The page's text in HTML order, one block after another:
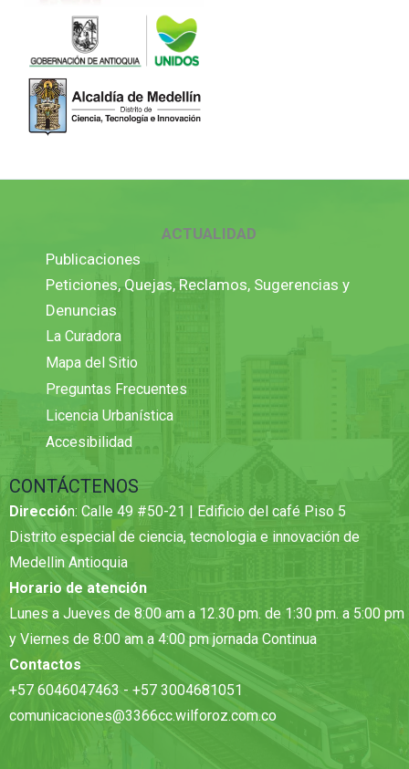
ACTUALIDAD
Publicaciones
Peticiones, Quejas, Reclamos, Sugerencias y
Denuncias
La Curadora
Mapa del Sitio
Preguntas Frecuentes
Licencia Urbanística
Accesibilidad
CONTÁCTENOS
Dirección: Calle 49 #50-21 | Edificio del café Piso 5
Distrito especial de ciencia, tecnologia e innovación de
Medellin Antioquia
Horario de atención
Lunes a Jueves de 8:00 am a 12.30 pm. de 1:30 pm. a 5:00 pm
y Viernes de 8:00 am a 4:00 pm jornada Continua
Contactos
+57 6046047463 - +57 3004681051
comunicaciones@3366cc.wilforoz.com.co